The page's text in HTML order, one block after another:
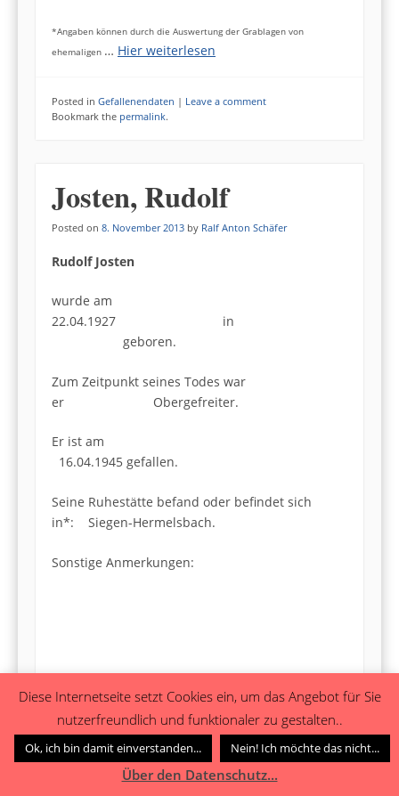
*Angaben können durch die Auswertung der Grablagen von
ehemaligen … Hier weiterlesen
Posted in Gefallenendaten | Leave a comment
Bookmark the permalink.
Josten, Rudolf
Posted on 8. November 2013 by Ralf Anton Schäfer
Rudolf Josten
wurde am
22.04.1927 in
geboren.
Zum Zeitpunkt seines Todes war
er Obergefreiter.
Er ist am
16.04.1945 gefallen.
Seine Ruhestätte befand oder befindet sich
in*: Siegen-Hermelsbach.
Sonstige Anmerkungen:
ehemaligen…Hier weiterlesen
Posted inGefallenendaten |Leave a comment
permalink
Diese Internetseite setzt Cookies ein, um das Angebot für Sie
nutzerfreundlich und funktionaler zu gestalten..
Ok, ich bin damit einverstanden... Nein! Ich möchte das nicht...
Über den Datenschutz...